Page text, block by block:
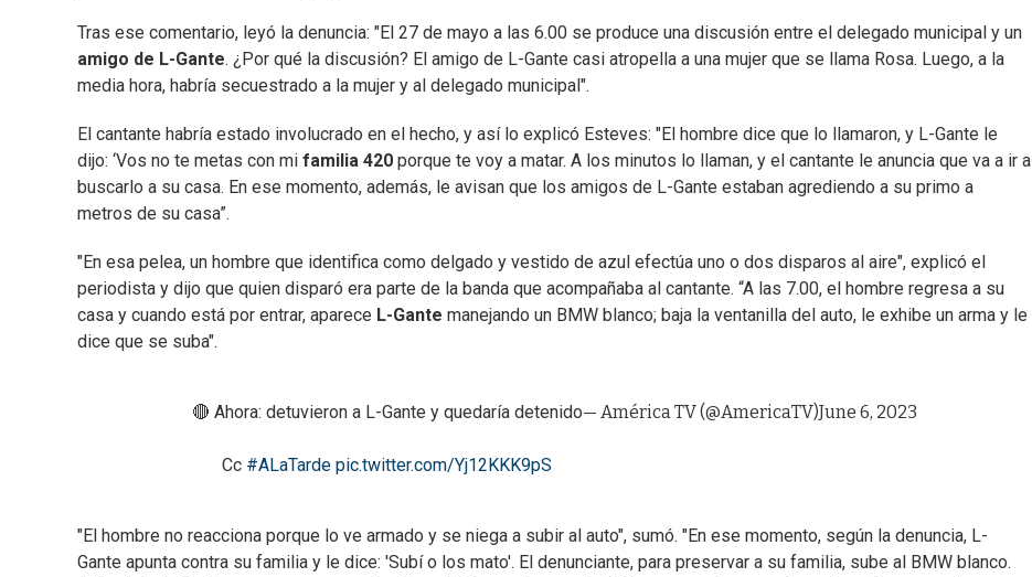
Tras ese comentario, leyó la denuncia: "El 27 de mayo a las 6.00 se produce una discusión entre el delegado municipal y un
amigo de L-Gante. ¿Por qué la discusión? El amigo de L-Gante casi atropella a una mujer que se llama Rosa. Luego, a la
media hora, habría secuestrado a la mujer y al delegado municipal".
El cantante habría estado involucrado en el hecho, y así lo explicó Esteves: "El hombre dice que lo llamaron, y L-Gante le
dijo: ‘Vos no te metas con mi familia 420 porque te voy a matar. A los minutos lo llaman, y el cantante le anuncia que va a ir a
buscarlo a su casa. En ese momento, además, le avisan que los amigos de L-Gante estaban agrediendo a su primo a
metros de su casa”.
"En esa pelea, un hombre que identifica como delgado y vestido de azul efectúa uno o dos disparos al aire", explicó el
periodista y dijo que quien disparó era parte de la banda que acompañaba al cantante. “A las 7.00, el hombre regresa a su
casa y cuando está por entrar, aparece L-Gante manejando un BMW blanco; baja la ventanilla del auto, le exhibe un arma y le
dice que se suba".
🔴 Ahora: detuvieron a L-Gante y quedaría detenido
Cc #ALaTarde pic.twitter.com/Yj12KKK9pS
— América TV (@AmericaTV)June 6, 2023
"El hombre no reacciona porque lo ve armado y se niega a subir al auto", sumó. "En ese momento, según la denuncia, L-
Gante apunta contra su familia y le dice: 'Subí o los mato'. El denunciante, para preservar a su familia, sube al BMW blanco.